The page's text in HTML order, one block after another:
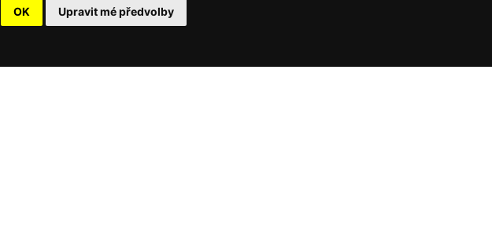
OK Upravit mé předvolby